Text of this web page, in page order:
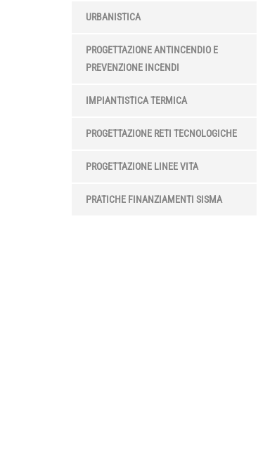
URBANISTICA
PROGETTAZIONE ANTINCENDIO E
PREVENZIONE INCENDI
IMPIANTISTICA TERMICA
PROGETTAZIONE RETI TECNOLOGICHE
PROGETTAZIONE LINEE VITA
PRATICHE FINANZIAMENTI SISMA